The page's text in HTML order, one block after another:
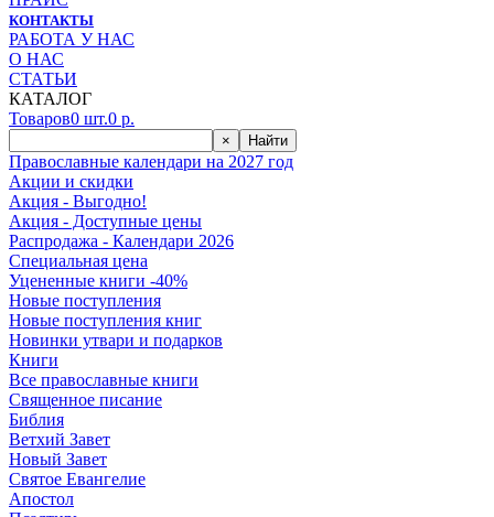
КОНТАКТЫ
РАБОТА У НАС
О НАС
СТАТЬИ
КАТАЛОГ
Товаров0 шт.0 р.
× Найти
Православные календари на 2027 год
Акции и скидки
Акция - Выгодно!
Акция - Доступные цены
Распродажа - Календари 2026
Специальная цена
Уцененные книги -40%
Новые поступления
Новые поступления книг
Новинки утвари и подарков
Книги
Все православные книги
Священное писание
Библия
Ветхий Завет
Новый Завет
Святое Евангелие
Апостол